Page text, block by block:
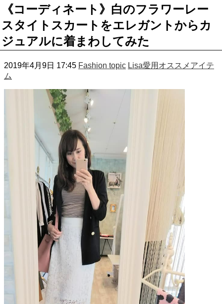
《コーディネート》白のフラワーレー
スタイトスカートをエレガントからカ
ジュアルに着まわしてみた
2019年4月9日 17:45 Fashion topic Lisa愛用オススメアイテ
ム